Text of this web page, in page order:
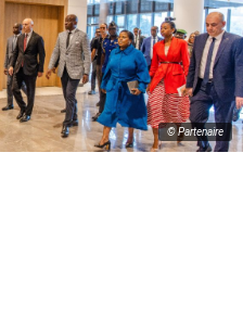
© Partenaire